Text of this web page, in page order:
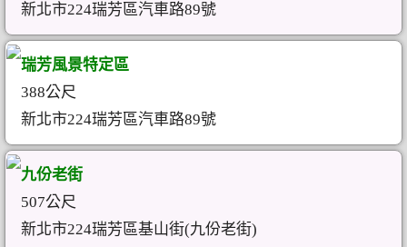
新北市224瑞芳區汽車路89號
瑞芳風景特定區
388公尺
新北市224瑞芳區汽車路89號
九份老街
507公尺
新北市224瑞芳區基山街(九份老街)